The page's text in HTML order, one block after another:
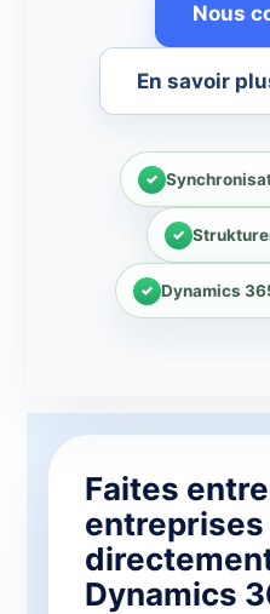
Nous
En savoir
Dynamics
Faites
Dynamics